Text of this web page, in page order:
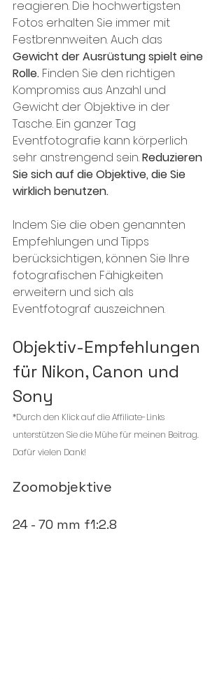
reagieren. Die hochwertigsten
Fotos erhalten Sie immer mit
Festbrennweiten. Auch das
Gewicht der Ausrüstung spielt eine
Rolle. Finden Sie den richtigen
Kompromiss aus Anzahl und
Gewicht der Objektive in der
Tasche. Ein ganzer Tag
Eventfotografie kann körperlich
sehr anstrengend sein. Reduzieren
Sie sich auf die Objektive, die Sie
wirklich benutzen.
Indem Sie die oben genannten
Empfehlungen und Tipps
berücksichtigen, können Sie Ihre
fotografischen Fähigkeiten
erweitern und sich als
Eventfotograf auszeichnen.
Objektiv-Empfehlungen
für Nikon, Canon und
Sony
*Durch den Klick auf die Affiliate-Links
unterstützen Sie die Mühe für meinen Beitrag.
Dafür vielen Dank!
Zoomobjektive
24 - 70 mm f1:2.8